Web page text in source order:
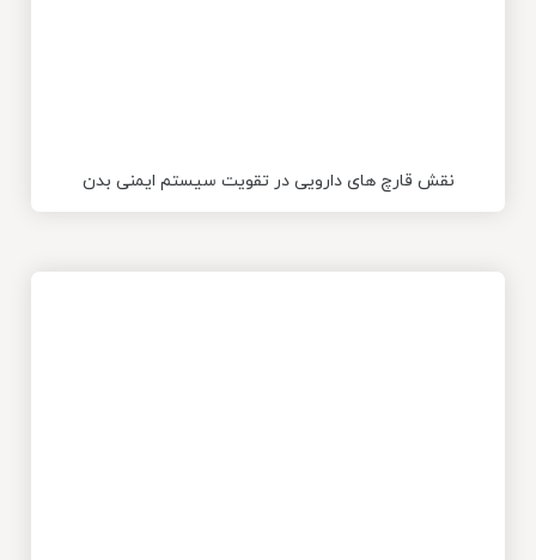
نقش قارچ های دارویی در تقویت سیستم ایمنی بدن